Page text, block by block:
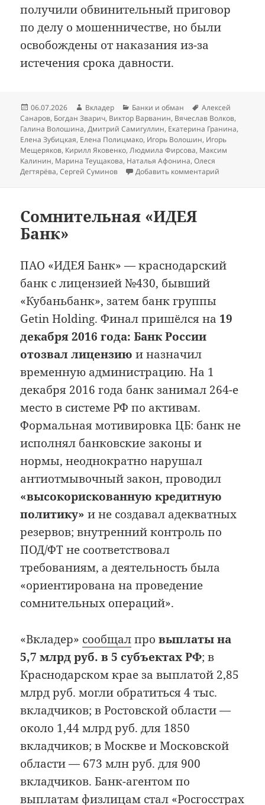
получили обвинительный приговор
по делу о мошенничестве, но были
освобождены от наказания из-за
истечения срока давности.
Опубликовано
06.07.2026 Автор
Вкладер Рубрики
Банки и обман Метки
Алексей
Санаров, Богдан Зварич, Виктор Варванин, Вячеслав Волков,
Галина Волошина,Дмитрий Самигуллин, Екатерина Гранина,
Елена Зубицкая, Елена Полицмако, Игорь Волошин, Игорь
Мещеряков, Кирилл Яковенко,Людмила Фирсова, Максим
Калинин, Марина Теущакова, Наталья Афонина,Олеся
Дегтярёва,Сергей Суминов Добавить комментарий
Сомнительная «ИДЕЯ
Банк»
ПАО «ИДЕЯ Банк» — краснодарский
банк с лицензией №430, бывший
«Кубаньбанк», затем банк группы
Getin Holding. Финал пришёлся на 19
декабря 2016 года: Банк России
отозвал лицензию и назначил
временную администрацию. На 1
декабря 2016 года банк занимал 264-е
место в системе РФ по активам.
Формальная мотивировка ЦБ: банк не
исполнял банковские законы и
нормы, неоднократно нарушал
антиотмывочный закон, проводил
«высокорискованную кредитную
политику» и не создавал адекватных
резервов; внутренний контроль по
ПОД/ФТ не соответствовал
требованиям, а деятельность была
«ориентирована на проведение
сомнительных операций».
«Вкладер» сообщалпровыплаты на
5,7 млрд руб. в 5 субъектах РФ; в
Краснодарском крае за выплатой 2,85
млрд руб. могли обратиться 4 тыс.
вкладчиков; в Ростовской области —
около 1,44 млрд руб. для 1850
вкладчиков; в Москве и Московской
области — 673 млн руб. для 900
вкладчиков. Банк-агентом по
выплатам физлицам стал «Росгосстрах